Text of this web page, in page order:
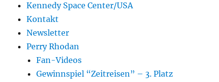
Kennedy Space Center/USA
Kontakt
Newsletter
Perry Rhodan
Fan-Videos
Gewinnspiel “Zeitreisen” – 3. Platz